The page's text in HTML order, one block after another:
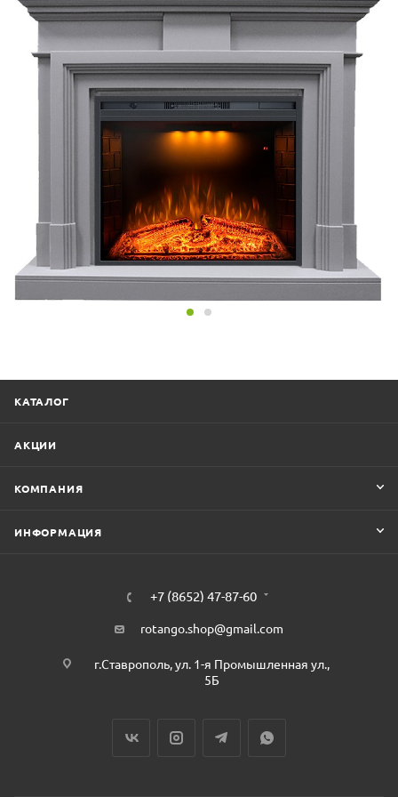
Три варианта верхней подсветки позволят создать уникальное
освещение, а таймер отключения с диапазоном от 1 до 9 часов
обеспечит безопасность использования и экономию энергии.
Управление очагом осуществляется с помощью удобного пульта
Очаг обладает защитой от перегрева и относится к классу
защиты I. Мощность обогрева составляет 1500 Вт.
Светодиодная LED подсветка не только украсит ваш интерьер,
но и обеспечит дополнительное освещение.
Электрический очаг Emerald 28 от Royal Flame - это сочетание
стиля, комфорта и безопасности.
КАТАЛОГ
АКЦИИ
КОМПАНИЯ
ИНФОРМАЦИЯ
+7 (8652) 47-87-60
rotango.shop@gmail.com
г.Ставрополь, ул. 1-я Промышленная ул.,
5Б